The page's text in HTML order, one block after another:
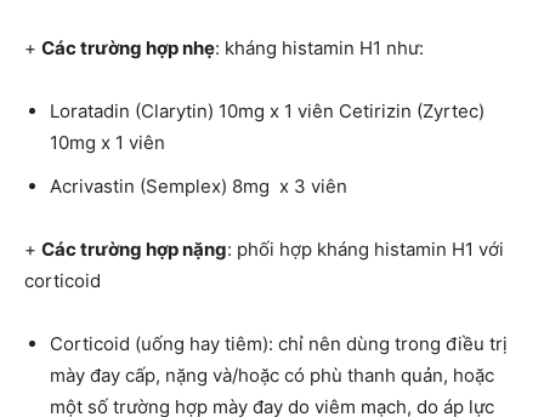
+ Các trường hợp nhẹ: kháng histamin H1 như:
Loratadin (Clarytin) 10mg x 1 viên Cetirizin (Zyrtec)
10mg x 1 viên
Acrivastin (Semplex) 8mg x 3 viên
+ Các trường hợp nặng: phối hợp kháng histamin H1 với
corticoid
Corticoid (uống hay tiêm): chỉ nên dùng trong điều trị
mày đay cấp, nặng và/hoặc có phù thanh quản, hoặc
một số trường hợp mày đay do viêm mạch, do áp lực